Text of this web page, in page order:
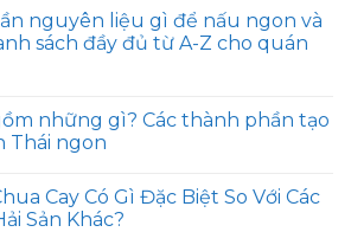
nguyên liệu gì để nấu ngon và
sách đầy đủ từ A-Z cho quán
những gì? Các thành phần tạo
Thái ngon
Cay Có Gì Đặc Biệt So Với Các
Sản Khác?